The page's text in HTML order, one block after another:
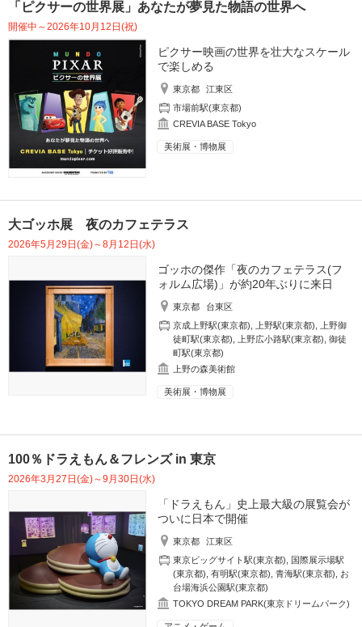
「ピクサーの世界展」あなたが夢見た物語の世界へ
開催中～2026年10月12日(祝)
ピクサー映画の世界を壮大なスケール
で楽しめる
東京都
江東区
市場前駅(東京都)
CREVIA BASE Tokyo
美術展・博物展
大ゴッホ展 夜のカフェテラス
2026年5月29日(金)～8月12日(水)
ゴッホの傑作「夜のカフェテラス(フ
ォルム広場)」が約20年ぶりに来日
東京都
台東区
京成上野駅(東京都)
上野駅(東京都)
上野御
徒町駅(東京都)
上野広小路駅(東京都) ,御徒
町駅(東京都)
上野の森美術館
美術展・博物展
100％ドラえもん＆フレンズ in 東京
2026年3月27日(金)～9月30日(水)
「ドラえもん」史上最大級の展覧会が
ついに日本で開催
東京都
江東区
東京ビッグサイト駅(東京都)
国際展示場駅
(東京都) ,有明駅(東京都) ,青海駅(東京都)
お
台場海浜公園駅(東京都)
TOKYO DREAM PARK(東京ドリームパーク)